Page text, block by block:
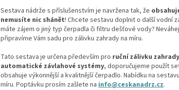
Sestava nádrže s příslušenstvím je navržena tak, že
nemusíte nic shánět! Chcete sestavu doplnit o další vodní
máte zájem o jiný typ čerpadla či filtru dešťové vody?
připravíme Vám sadu pro zálivku zahrady na míru.
Tato sestava je určena především pro ruční zálivku zahrady
automatické závlahové systémy, doporučujeme použít
obsahuje výkonnější a kvalitnější čerpadlo. Nabídku na
míru. Poptávku prosím zašlete na info@ceskanadrz.cz.